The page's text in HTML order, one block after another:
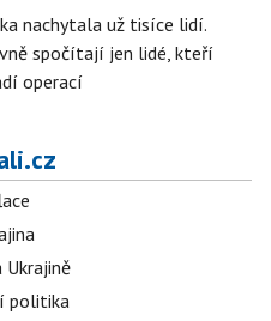
nachytala už tisíce lidí.
spočítají jen lidé, kteří
operací
Ukrajině
politika